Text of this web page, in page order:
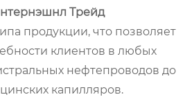
Трейд
продукции, что позволяет
клиентов в любых
нефтепроводов до
капилляров.